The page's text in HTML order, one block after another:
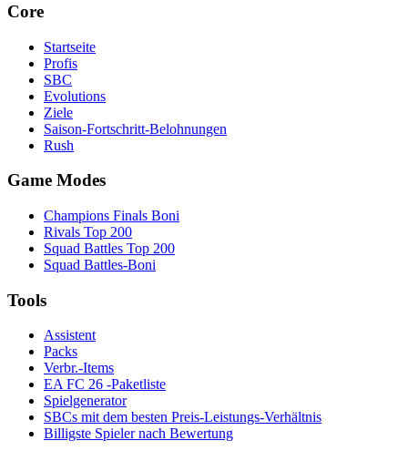
Core
Startseite
Profis
SBC
Evolutions
Ziele
Saison-Fortschritt-Belohnungen
Rush
Game Modes
Champions Finals Boni
Rivals Top 200
Squad Battles Top 200
Squad Battles-Boni
Tools
Assistent
Packs
Verbr.-Items
EA FC 26 -Paketliste
Spielgenerator
SBCs mit dem besten Preis-Leistungs-Verhältnis
Billigste Spieler nach Bewertung